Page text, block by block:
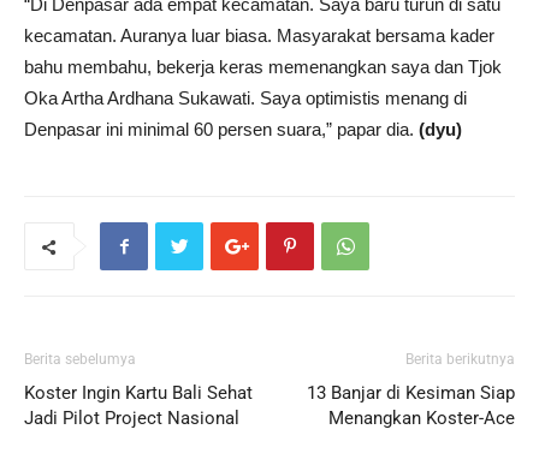
“Di Denpasar ada empat kecamatan. Saya baru turun di satu
kecamatan. Auranya luar biasa. Masyarakat bersama kader
bahu membahu, bekerja keras memenangkan saya dan Tjok
Oka Artha Ardhana Sukawati. Saya optimistis menang di
Denpasar ini minimal 60 persen suara,” papar dia. (dyu)
Berita sebelumya
Koster Ingin Kartu Bali Sehat
Jadi Pilot Project Nasional
Berita berikutnya
13 Banjar di Kesiman Siap
Menangkan Koster-Ace